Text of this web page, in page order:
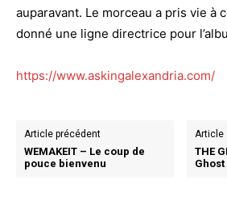
auparavant. Le morceau a pris vie à
donné une ligne directrice pour
https://www.askingalexandria.com/
Article précédent
WEMAKEIT – Le coup de
pouce bienvenu
Article
THE